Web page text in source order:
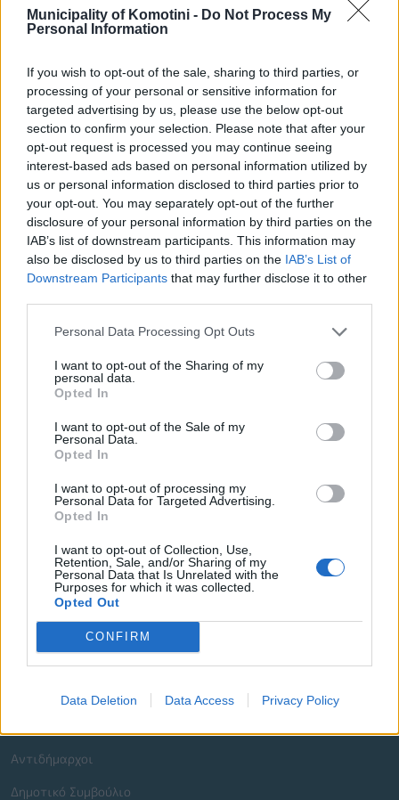
Municipality of Komotini - Do Not Process My
Personal Information
If you wish to opt-out of the sale, sharing to third parties, or
processing of your personal or sensitive information for
targeted advertising by us, please use the below opt-out
section to confirm your selection. Please note that after your
opt-out request is processed you may continue seeing
interest-based ads based on personal information utilized by
us or personal information disclosed to third parties prior to
your opt-out. You may separately opt-out of the further
disclosure of your personal information by third parties on the
IAB’s list of downstream participants. This information may
also be disclosed by us to third parties on the IAB’s List of
Downstream Participants that may further disclose it to other
Personal Data Processing Opt Outs
I want to opt-out of the Sharing of my
personal data.
Opted In
I want to opt-out of the Sale of my
Personal Data.
Opted In
I want to opt-out of processing my
Personal Data for Targeted Advertising.
Opted In
I want to opt-out of Collection, Use,
Retention, Sale, and/or Sharing of my
Personal Data that Is Unrelated with the
Purposes for which it was collected.
Opted Out
CONFIRM
Data Deletion Data Access Privacy Policy
Ο ρόλος των υπηρεσιών του Δήμου
Φυσικό περιβάλλον
Τηλεφωνικό Κέντρο
25313-52400
Γραφείο Δημάρχου
25310-82177
Νοσοκομείο
25310-22222
Αστυνομικό Τμήμα
25310-22650
Αρχ. Μουσείο
Γρήγορη Πλοήγηση
Αντιδήμαρχοι
Δημοτικό Συμβούλιο